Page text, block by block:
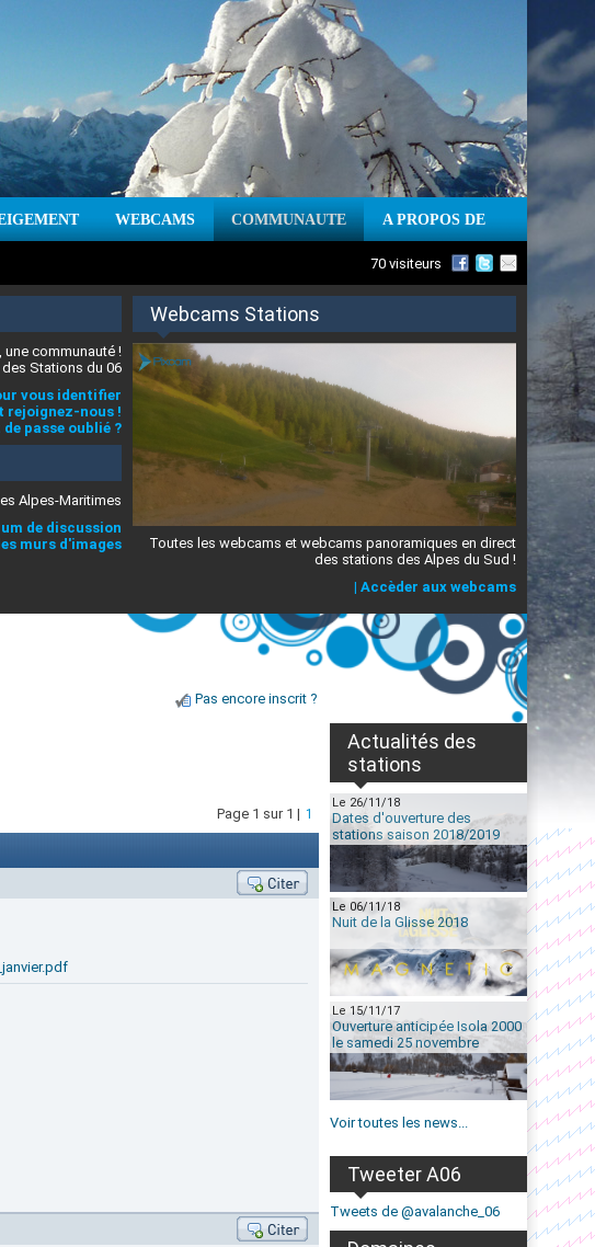
WEBCAMS COMMUNAUTE A PROPOS DE
70 visiteurs
une communauté !
des Stations du 06
vous identifier
rejoignez-nous !
de passe oublié ?
Alpes-Maritimes
de discussion
murs d'images
Webcams Stations
Toutes les webcams et webcams panoramiques en direct
des stations des Alpes du Sud !
| Accèder aux webcams
Pas encore inscrit ?
Page 1 sur 1 | 1
Actualités des
stations
Le 26/11/18
Dates d'ouverture des
stations saison 2018/2019
Le 06/11/18
Nuit de la Glisse 2018
Le 15/11/17
Ouverture anticipée Isola 2000
le samedi 25 novembre
Voir toutes les news...
Tweeter A06
Tweets de @avalanche_06